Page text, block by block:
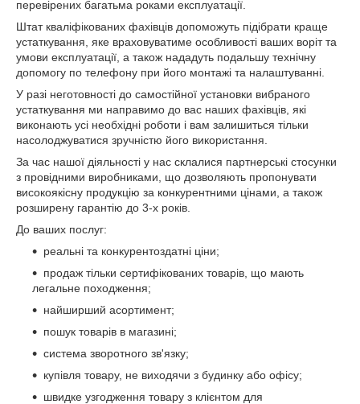
перевірених багатьма роками експлуатації.
Штат кваліфікованих фахівців допоможуть підібрати краще
устаткування, яке враховуватиме особливості ваших воріт та
умови експлуатації, а також нададуть подальшу технічну
допомогу по телефону при його монтажі та налаштуванні.
У разі неготовності до самостійної установки вибраного
устаткування ми направимо до вас наших фахівців, які
виконають усі необхідні роботи і вам залишиться тільки
насолоджуватися зручністю його використання.
За час нашої діяльності у нас склалися партнерські стосунки
з провідними виробниками, що дозволяють пропонувати
високоякісну продукцію за конкурентними цінами, а також
розширену гарантію до 3-х років.
До ваших послуг:
реальні та конкурентоздатні ціни;
продаж тільки сертифікованих товарів, що мають
легальне походження;
найширший асортимент;
пошук товарів в магазині;
система зворотного зв'язку;
купівля товару, не виходячи з будинку або офісу;
швидке узгодження товару з клієнтом для